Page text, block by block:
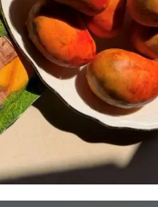
מפזרים מעל את
03.
מתבלים
משהים ל10 דקות. מגישים עם לחם כפרי.
הפעלת טיימר